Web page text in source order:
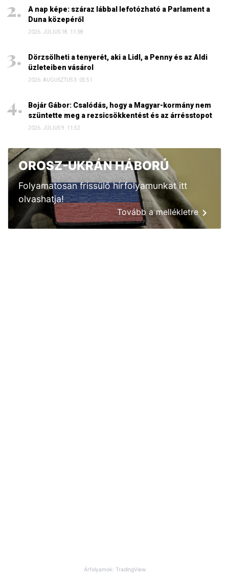
A nap képe: száraz lábbal lefotózható a Parlament a
Duna közepéről
2026. JÚLIUS 18. 11:38
Dörzsölheti a tenyerét, aki a Lidl, a Penny és az Aldi
üzleteiben vásárol
2026. AUGUSZTUS 3. 05:51
Bojár Gábor: Csalódás, hogy a Magyar-kormány nem
szüntette meg a rezsicsökkentést és az árrésstopot
2026. JÚLIUS 9. 11:52
OROSZ-UKRÁN HÁBORÚ
Folyamatosan frissülő hírfolyamunkat itt
olvashatja!
Tovább a mellékletre
Árfolyamok: TradingView